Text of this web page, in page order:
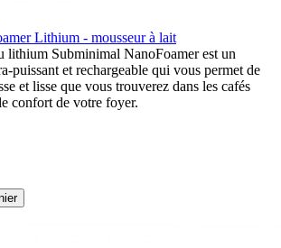
Lithium - mousseur à lait
lithium Subminimal NanoFoamer est un
puissant et rechargeable qui vous permet de
et lisse que vous trouverez dans les cafés
confort de votre foyer.